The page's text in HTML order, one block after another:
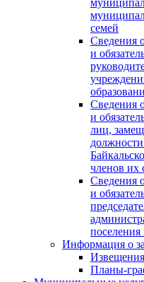
семей
Сведения
и
Сведения
и
лиц,
членов их
Сведения
и
поселения
Информация о
Извещения
Планы-